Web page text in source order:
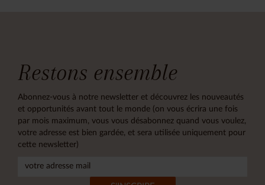
Restons ensemble
Abonnez-vous à notre newsletter et découvrez les nouveautés
et opportunités avant tout le monde (on vous écrira une fois
par mois maximum, vous vous désabonnez quand vous voulez,
votre adresse est bien gardée, et sera utilisée uniquement pour
cette newsletter)